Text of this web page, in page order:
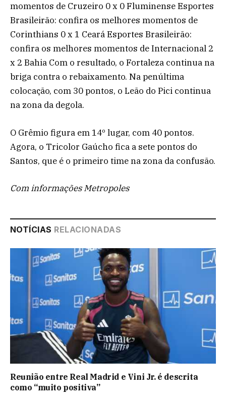
momentos de Cruzeiro 0 x 0 Fluminense Esportes
Brasileirão: confira os melhores momentos de
Corinthians 0 x 1 Ceará Esportes Brasileirão:
confira os melhores momentos de Internacional 2
x 2 Bahia Com o resultado, o Fortaleza continua na
briga contra o rebaixamento. Na penúltima
colocação, com 30 pontos, o Leão do Pici continua
na zona da degola.
O Grêmio figura em 14º lugar, com 40 pontos.
Agora, o Tricolor Gaúcho fica a sete pontos do
Santos, que é o primeiro time na zona da confusão.
Com informações Metropoles
NOTÍCIAS RELACIONADAS
Reunião entre Real Madrid e Vini Jr. é descrita
como “muito positiva”